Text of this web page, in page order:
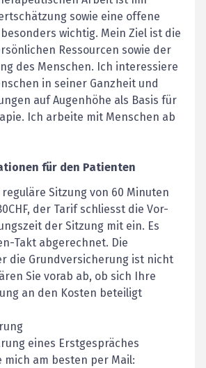
sowie eine offene
wichtig. Mein Ziel ist die
Ressourcen sowie der
des Menschen. Ich interessiere
in seiner Ganzheit und
auf Augenhöhe als Basis für
Ich arbeite mit Menschen ab
für den Patienten
reguläre Sitzung von 60 Minuten
der Tarif schliesst die Vor-
der Sitzung mit ein. Es
Takt abgerechnet. Die
die Grundversicherung ist nicht
Sie vorab ab, ob sich Ihre
an den Kosten beteiligt
eines Erstgespräches
mich am besten per Mail: